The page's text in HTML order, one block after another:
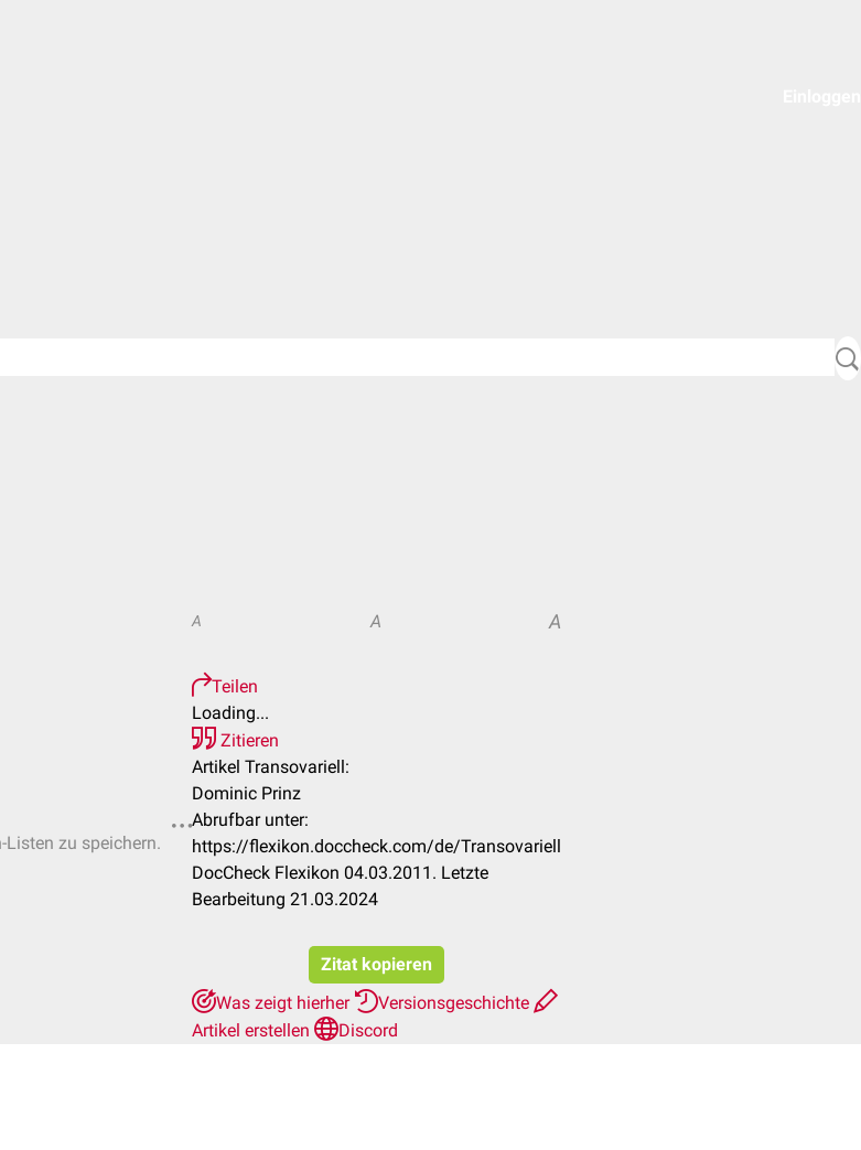
Listen zu speichern.
A A A
Teilen
Loading...
Zitieren
Artikel Transovariell:
Dominic Prinz
Abrufbar unter:
https://flexikon.doccheck.com/de/Transovariell
DocCheck Flexikon 04.03.2011. Letzte
Bearbeitung 21.03.2024
Zitat kopieren
Was zeigt hierher
Versionsgeschichte
Artikel erstellen
Discord